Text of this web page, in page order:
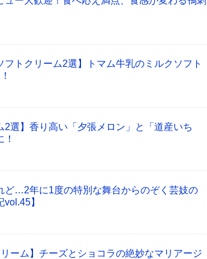
フトクリーム2選】トマム牛乳のミルクソフト
2選】香り高い「夕張メロン」と「道産いち
ど…2年に1度の特別な舞台からのぞく芸妓の
】
ーム】チーズとショコラの絶妙なマリアージ